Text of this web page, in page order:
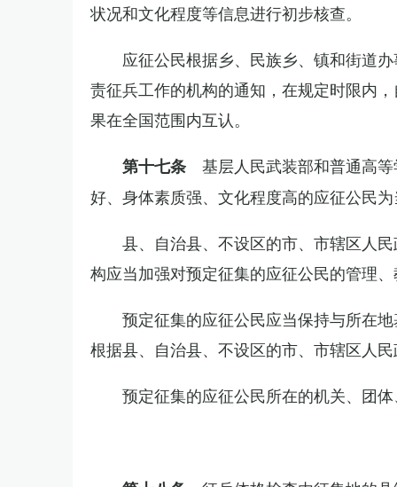
状况和文化程度等信息进行初步核查。
应征公民根据乡、民族乡、镇和街道
责征兵工作的机构的通知，在规定时限内
果在全国范围内互认。
第十七条 基层人民武装部和普通高
好、身体素质强、文化程度高的应征公民
县、自治县、不设区的市、市辖区人
构应当加强对预定征集的应征公民的管理
预定征集的应征公民应当保持与所在
根据县、自治县、不设区的市、市辖区人民
预定征集的应征公民所在的机关、团